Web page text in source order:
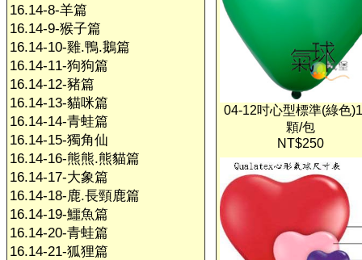
16.14-8-羊篇
16.14-9-猴子篇
16.14-10-雞.鴨.鵝篇
16.14-11-狗狗篇
16.14-12-豬篇
16.14-13-貓咪篇
16.14-14-青蛙篇
16.14-15-獨角仙
16.14-16-熊熊.熊貓篇
16.14-17-大象篇
16.14-18-鹿.長頸鹿篇
16.14-19-鱷魚篇
16.14-20-青蛙篇
16.14-21-狐狸篇
04-12吋心型標準(綠色
顆/包
NT$250